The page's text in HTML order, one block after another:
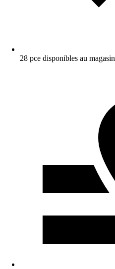
28 pce disponibles au magasin